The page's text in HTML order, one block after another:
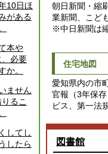
10日ほ
がある
本や
必要
か。
ません
るこ
してし
したら
朝日新聞・縮
業新聞、こど
※中日新聞は
住宅地図
愛知県内の市
官報（3年保
ビス、第一法
図書館